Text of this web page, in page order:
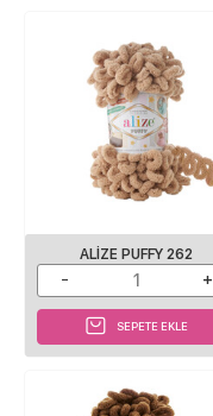
ALIZE PUFFY 262
SEPETE EKLE